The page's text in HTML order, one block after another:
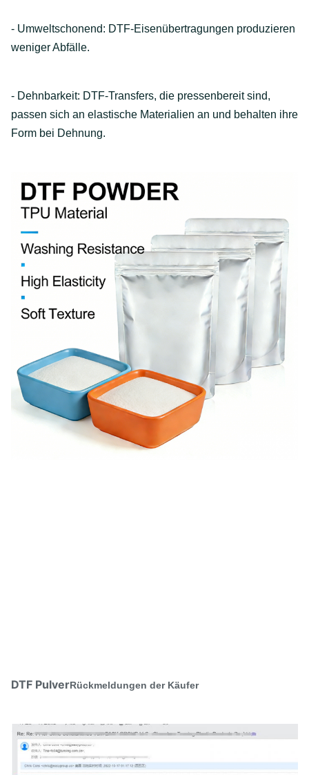
- Umweltschonend: DTF-Eisenübertragungen produzieren
weniger Abfälle.
- Dehnbarkeit: DTF-Transfers, die pressenbereit sind,
passen sich an elastische Materialien an und behalten ihre
Form bei Dehnung.
DTF PulverRückmeldungen der Käufer